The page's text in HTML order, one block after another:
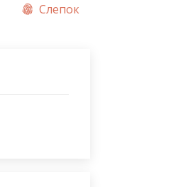
Слепок